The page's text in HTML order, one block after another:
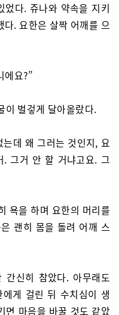
다. 쥬나와 약속을 지키
. 요한은 살짝 어깨를 으
에요?”
이 벌겋게 달아올랐다.
데 왜 그러는 것인지, 요
. 그거 안 할 거냐고요. 그
욕을 하며 요한의 머리를
괜히 몸을 돌려 어깨 스
간신히 참았다. 아무래도
게 걸린 뒤 수치심이 생
면 마음을 바꿀 것도 같았